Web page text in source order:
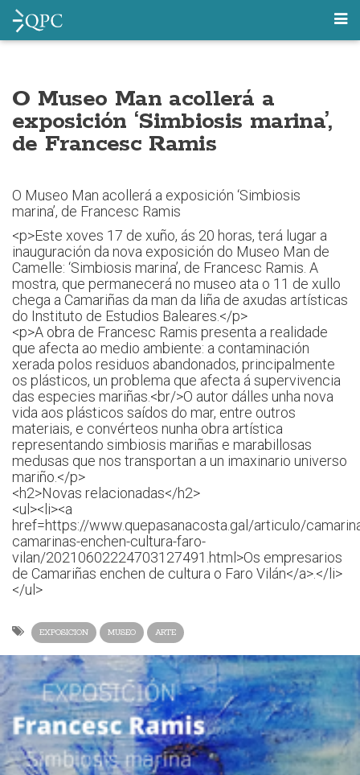
O Museo Man acollerá a
exposición ‘Simbiosis marina’,
de Francesc Ramis
O Museo Man acollerá a exposición ‘Simbiosis
marina’, de Francesc Ramis
<p>Este xoves 17 de xuño, ás 20 horas, terá lugar a
inauguración da nova exposición do Museo Man de
Camelle: ‘Simbiosis marina’, de Francesc Ramis. A
mostra, que permanecerá no museo ata o 11 de xullo
chega a Camariñas da man da liña de axudas artísticas
do Instituto de Estudios Baleares.</p>
<p>A obra de Francesc Ramis presenta a realidade
que afecta ao medio ambiente: a contaminación
xerada polos residuos abandonados, principalmente
os plásticos, un problema que afecta á supervivencia
das especies mariñas.<br/>O autor dálles unha nova
vida aos plásticos saídos do mar, entre outros
materiais, e convérteos nunha obra artística
representando simbiosis mariñas e marabillosas
medusas que nos transportan a un imaxinario universo
mariño.</p>
<h2>Novas relacionadas</h2>
<ul><li><a
href=https://www.quepasanacosta.gal/articulo/
camarinas-enchen-cultura-faro-
vilan/20210602224703127491.html>Os empresarios
de Camariñas enchen de cultura o Faro Vilán</a>.</li>
</ul>
EXPOSICION MUSEO ARTE